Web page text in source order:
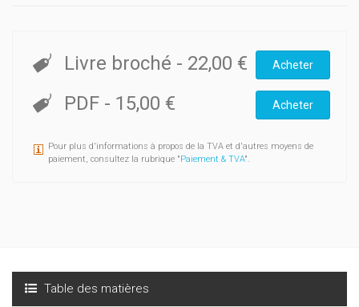
Cet ouvrage recense environ 3 500 cas présentés
alphabétiquement, dont un grand nombre ne sont pas repris
dans les dictionnaires traductifs.
À la fin de l’ouvrage, le lecteur trouvera 500 phrases
traduire.
Livre broché - 22,00 € Acheter
PDF - 15,00 € Acheter
Pour plus d'informations à propos de la TVA et d'autres moyens de
paiement, consultez la rubrique "Paiement & TVA".
Table des matières